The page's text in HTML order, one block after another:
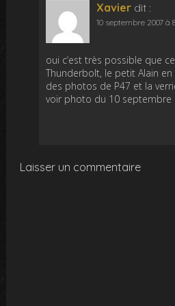
Xavier dit :
10 septembre 2007 à
oui c’est très possible que
Thunderbolt, le petit Alain en
des photos de P47 et la
voir photo du 10 septembre
Laisser un commentaire